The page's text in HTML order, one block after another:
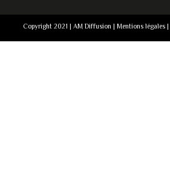
Copyright 2021 | AM Diffusion | Mentions légales|